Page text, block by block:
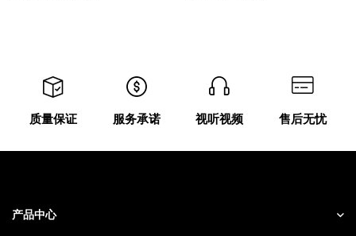
质量保证 服务承诺 视听视频 售后无忧
产品中心